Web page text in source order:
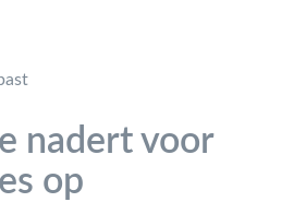
nadert voor
op